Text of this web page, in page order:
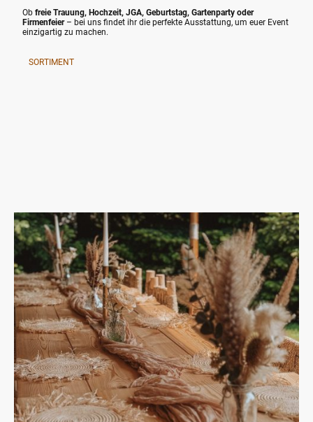
Ob freie Trauung, Hochzeit, JGA, Geburtstag, Gartenparty oder
Firmenfeier– bei uns findet ihr die perfekte Ausstattung, um euer Event
einzigartig zu machen.
SORTIMENT